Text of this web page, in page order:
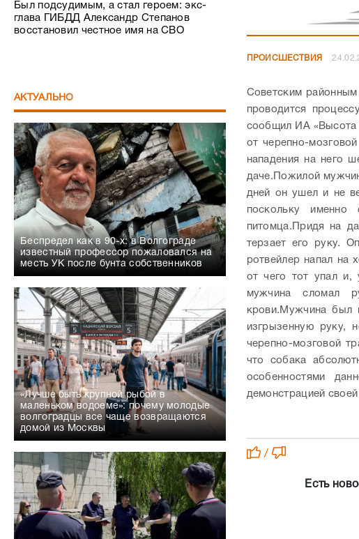
Был подсудимым, а стал героем: экс-
глава ГИБДД Александр Степанов
восстановил честное имя на СВО
АКТУАЛЬНО
Беспредел как в 90-х: в Волгограде
известный профессор пожаловался на
месть УК после бунта собственников
«Лучше быть крупной рыбой в
маленьком водоеме»: почему молодые
волгоградцы все чаще возвращаются
домой из Москвы
ПРОИСШЕСТВИЯ
Советским
проводится
сообщил ИА «Высота
от черепно-
нападения на него
даче. Пожилой
дней он ушел и не
поскольку именно
питомца. Придя на
терзает его руку.
ротвейлер напал на
от чего тот упал и,
мужчина сломал
крови. Мужчина был
изгрызенную руку,
черепно-мозговой
что собака
особенностями
демонстрацией
/
Есть